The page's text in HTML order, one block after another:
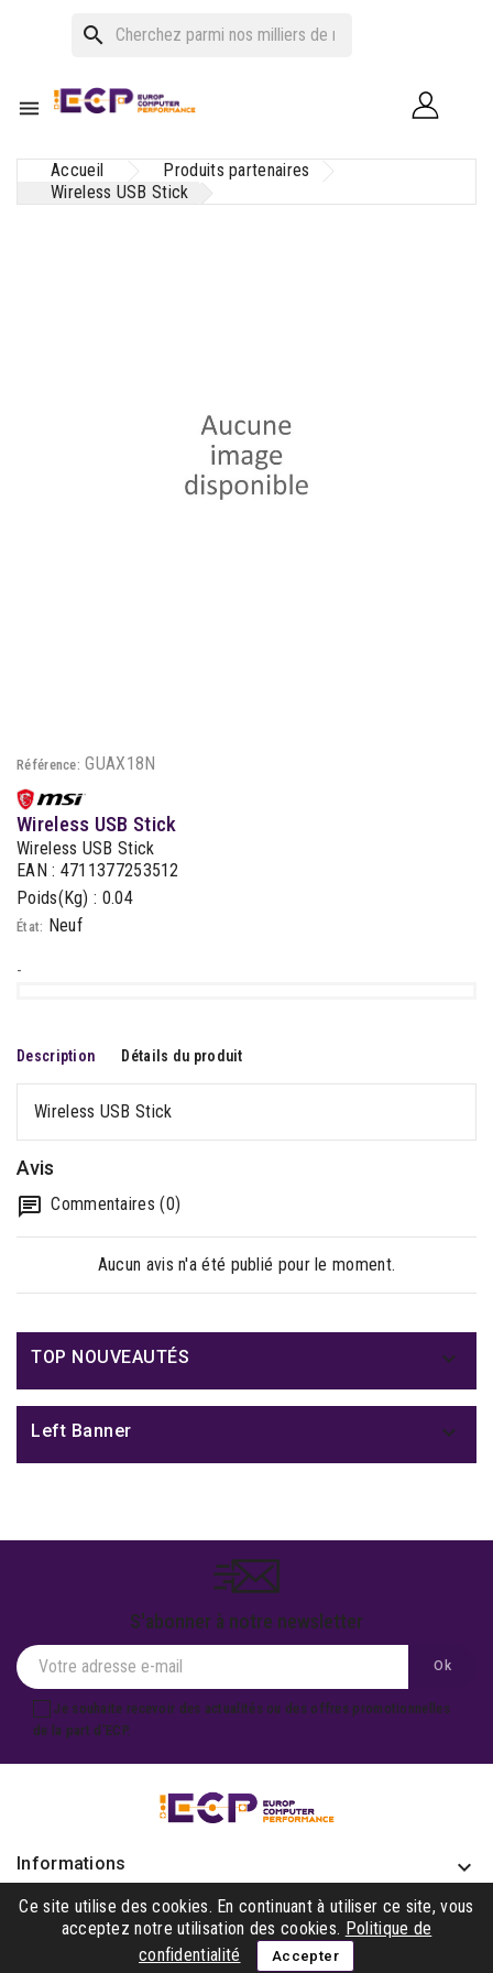
search

Accueil
Produits partenaires
Wireless USB Stick
Référence: GUAX18N
Wireless USB Stick
Wireless USB Stick
EAN : 4711377253512
Poids(Kg) : 0.04
État: Neuf
-
Description Détails du produit
Wireless USB Stick
Avis
Commentaires (0)
Aucun avis n'a été publié pour le moment.
TOP NOUVEAUTÉS 
Left Banner 
S'abonner à notre newsletter
Je souhaite recevoir des actualités ou des offres promotionnelles
de la part d'ECP.
Informations keyboard_arrow_down
Produits 
Notre société
Ce site utilise des cookies. En continuant à utiliser ce site, vous
acceptez notre utilisation des cookies. Politique de
confidentialité
Accepter